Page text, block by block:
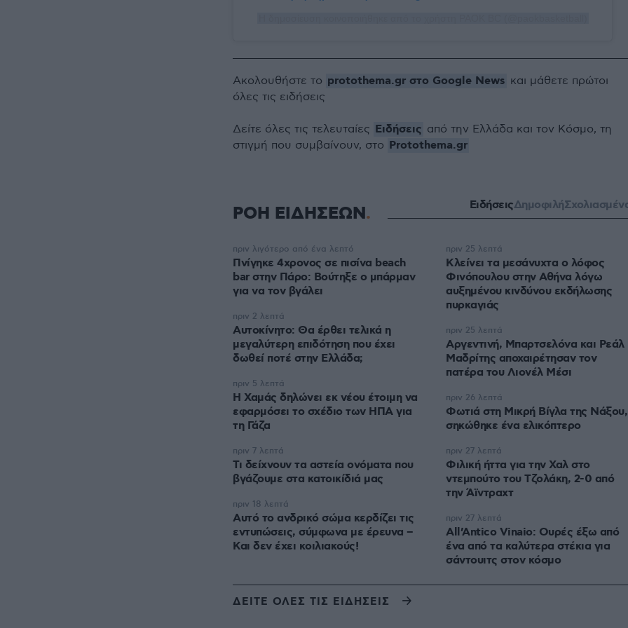
Ακολουθήστε το protothema.gr στο Google News και μάθετε πρώτοι
όλες τις ειδήσεις
Δείτε όλες τις τελευταίες Ειδήσεις από την Ελλάδα και τον Κόσμο, τη
στιγμή που συμβαίνουν, στο Protothema.gr
ΡΟΗ ΕΙΔΗΣΕΩΝ ΕιδήσειςΔημοφιλή
Πνίγηκε 4χρονος σε πισίνα beach
bar στην Πάρο: Βούτηξε ο μπάρμαν
για να τον βγάλει
πριν λιγότερο από ένα λεπτό
Αυτοκίνητο: Θα έρθει τελικά η
μεγαλύτερη επιδότηση που έχει
δωθεί ποτέ στην Ελλάδα;
πριν 2 λεπτά
Η Χαμάς δηλώνει εκ νέου έτοιμη να
εφαρμόσει το σχέδιο των ΗΠΑ για
τη Γάζα
πριν 5 λεπτά
Τι δείχνουν τα αστεία ονόματα που
βγάζουμε στα κατοικίδιά μας
πριν 7 λεπτά
Αυτό το ανδρικό σώμα κερδίζει τις
εντυπώσεις, σύμφωνα με έρευνα –
Και δεν έχει κοιλιακούς!
πριν 18 λεπτά
Κλείνει τα μεσάνυχτα ο λόφος
Φινόπουλου στην Αθήνα λόγω
αυξημένου κινδύνου εκδήλωσης
πυρκαγιάς
πριν 25 λεπτά
Αργεντινή, Μπαρτσελόνα και Ρεάλ
Μαδρίτης αποχαιρέτησαν τον
πατέρα του Λιονέλ Μέσι
πριν 25 λεπτά
Φωτιά στη Μικρή Βίγλα της Νάξου,
σηκώθηκε ένα ελικόπτερο
πριν 26 λεπτά
Φιλική ήττα για την Χαλ στο
ντεμπούτο του Τζολάκη, 2-0 από
την Άϊντραχτ
πριν 27 λεπτά
All’Antico Vinaio: Ουρές έξω από
ένα από τα καλύτερα στέκια για
σάντουιτς στον κόσμο
πριν 27 λεπτά
ΔΕΙΤΕ ΟΛΕΣ ΤΙΣ ΕΙΔΗΣΕΙΣ